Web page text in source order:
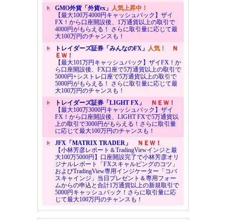
GMO外貨「外貨ex」 人気上昇中！
【最大100万4000円キャッシュバック】ザイ
FX！から口座開設後、1万通貨以上の取引で
4000円がもらえる！ さらに取引量に応じて最
大100万円のチャンスも！
トレイダーズ証券「みんなのFX」 人気！
Ｎ
ＥＷ！
【最大101万円キャッシュバック】ザイFX！か
ら口座開設後、FX口座で5万通貨以上の取引で
5000円+シストレ口座で5万通貨以上の取引で
5000円がもらえる！ さらに取引量に応じて最
大100万円のチャンスも！
トレイダーズ証券「LIGHT FX」
ＮＥＷ！
【最大100万3000円キャッシュバック】ザイ
FX！から口座開設後、LIGHT FXで5万通貨以
上の取引で3000円がもらえる！さらに取引量
に応じて最大100万円のチャンスも！
JFX「MATRIX TRADER」
ＮＥＷ！
【小林芳彦レポート＆TradingViewインジと最
大100万5000円】口座開設完了で小林芳彦オリ
ジナルレポート「FXスキャルピングのコツ」
およびTradingView専用インジケーター「コバ
スキャインジ」当日プレゼント＆専用フォー
ムからの申込と合計1万通貨以上の新規取引で
5000円キャッシュバック！さらに取引量に応
じて最大100万円のチャンスも！